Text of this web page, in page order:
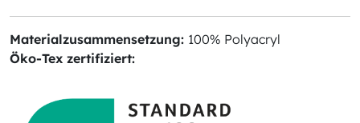
Materialzusammensetzung: 100% Polyacryl
Öko-Tex zertifiziert: